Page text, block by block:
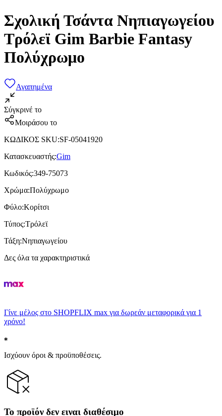
Σχολική Τσάντα Νηπιαγωγείου
Τρόλεϊ Gim Barbie Fantasy
Πολύχρωμο
Αγαπημένα
Σύγκρινέ το
Μοιράσου το
ΚΩΔΙΚΟΣ SKU:SF-05041920
Κατασκευαστής:Gim
Κωδικός:349-75073
Χρώμα:Πολύχρωμο
Φύλο:Κορίτσι
Τύπος:Τρόλεϊ
Τάξη:Νηπιαγωγείου
Δες όλα τα χαρακτηριστικά
Γίνε μέλος στο SHOPFLIX max για δωρεάν μεταφορικά για 1
χρόνο!
Ισχύουν όροι & προϋποθέσεις.
Το προϊόν δεν ειναι διαθέσιμο